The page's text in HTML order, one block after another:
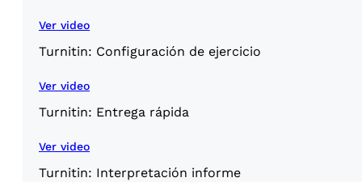
Ver video
Turnitin: Configuración de ejercicio
Ver video
Turnitin: Entrega rápida
Ver video
Turnitin: Interpretación informe